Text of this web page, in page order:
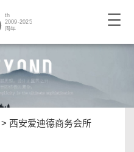
☰
> 西安爱迪德商务会所